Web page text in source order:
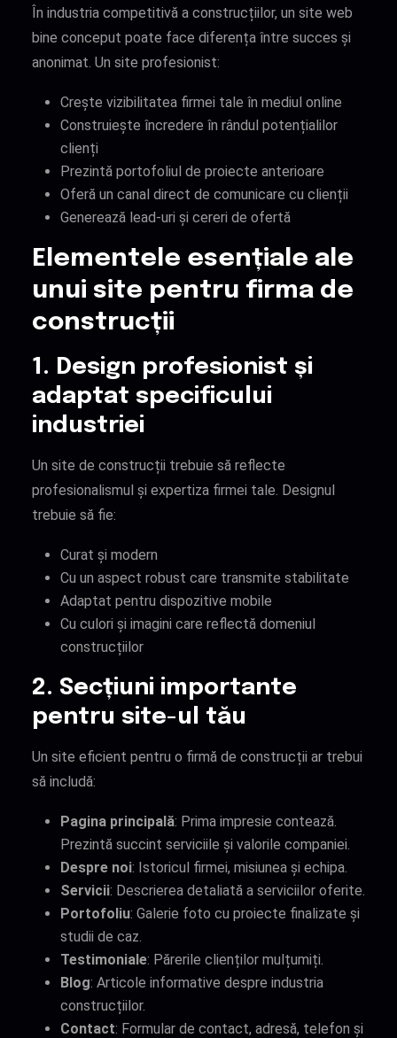
În industria competitivă a construcțiilor, un site web
bine conceput poate face diferența între succes și
anonimat. Un site profesionist:
Crește vizibilitatea firmei tale în mediul online
Construiește încredere în rândul potențialilor
clienți
Prezintă portofoliul de proiecte anterioare
Oferă un canal direct de comunicare cu clienții
Generează lead-uri și cereri de ofertă
Elementele esențiale ale
unui site pentru firma de
construcții
1. Design profesionist și
adaptat specificului
industriei
Un site de construcții trebuie să reflecte
profesionalismul și expertiza firmei tale. Designul
trebuie să fie:
Curat și modern
Cu un aspect robust care transmite stabilitate
Adaptat pentru dispozitive mobile
Cu culori și imagini care reflectă domeniul
construcțiilor
2. Secțiuni importante
pentru site-ul tău
Un site eficient pentru o firmă de construcții ar trebui
să includă:
Pagina principală: Prima impresie contează.
Prezintă succint serviciile și valorile companiei.
Despre noi: Istoricul firmei, misiunea și echipa.
Servicii: Descrierea detaliată a serviciilor oferite.
Portofoliu: Galerie foto cu proiecte finalizate și
studii de caz.
Testimoniale: Părerile clienților mulțumiți.
Blog: Articole informative despre industria
construcțiilor.
Contact: Formular de contact, adresă, telefon și